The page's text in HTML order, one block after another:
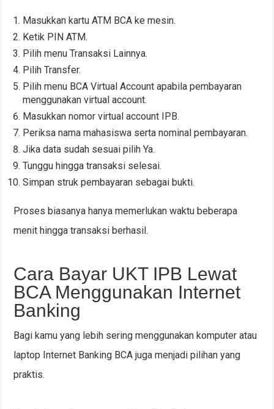
Masukkan kartu ATM BCA ke mesin.
Ketik PIN ATM.
Pilih menu Transaksi Lainnya.
Pilih Transfer.
Pilih menu BCA Virtual Account apabila pembayaran
menggunakan virtual account.
Masukkan nomor virtual account IPB.
Periksa nama mahasiswa serta nominal pembayaran.
Jika data sudah sesuai pilih Ya.
Tunggu hingga transaksi selesai.
Simpan struk pembayaran sebagai bukti.
Proses biasanya hanya memerlukan waktu beberapa
menit hingga transaksi berhasil.
Cara Bayar UKT IPB Lewat
BCA Menggunakan Internet
Banking
Bagi kamu yang lebih sering menggunakan komputer atau
laptop Internet Banking BCA juga menjadi pilihan yang
praktis.